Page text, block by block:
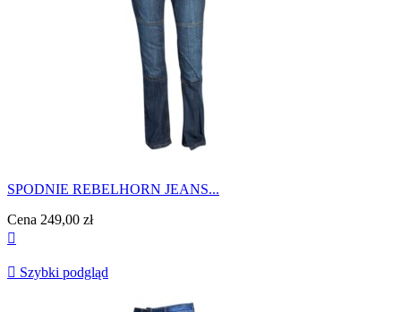
SPODNIE REBELHORN JEANS...
Cena 249,00 zł

 Szybki podgląd